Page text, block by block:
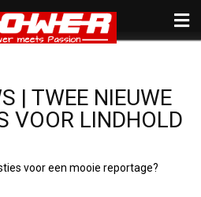
| TWEE NIEUWE
VOOR LINDHOLD
voor een mooie reportage?